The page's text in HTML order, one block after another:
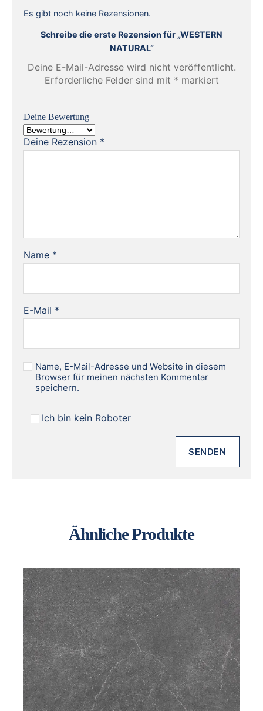
Es gibt noch keine Rezensionen.
Schreibe die erste Rezension für „WESTERN
NATURAL“
Deine E-Mail-Adresse wird nicht veröffentlicht.
Erforderliche Felder sind mit * markiert
Deine Bewertung
Deine Rezension *
Name *
E-Mail *
Name, E-Mail-Adresse und Website in diesem
Browser für meinen nächsten Kommentar
speichern.
Ich bin kein Roboter
Ähnliche Produkte